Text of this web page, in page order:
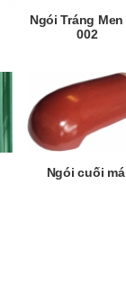
Ngói Tráng Men
002
Ngói cuối